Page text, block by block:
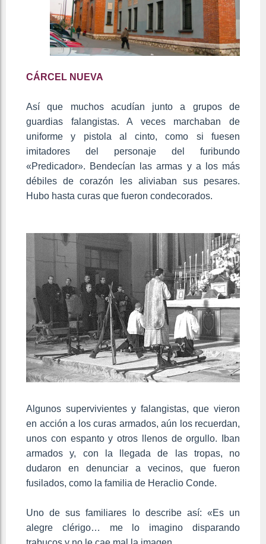
CÁRCEL NUEVA
Así que muchos acudían junto a grupos de
guardias falangistas. A veces marchaban de
uniforme y pistola al cinto, como si fuesen
imitadores del personaje del furibundo
«Predicador». Bendecían las armas y a los más
débiles de corazón les aliviaban sus pesares.
Hubo hasta curas que fueron condecorados.
Algunos supervivientes y falangistas, que vieron
en acción a los curas armados, aún los recuerdan,
unos con espanto y otros llenos de orgullo. Iban
armados y, con la llegada de las tropas, no
dudaron en denunciar a vecinos, que fueron
fusilados, como la familia de Heraclio Conde.
Uno de sus familiares lo describe así: «Es un
alegre clérigo… me lo imagino disparando